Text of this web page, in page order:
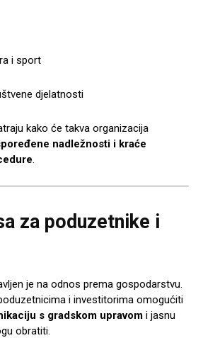
i sport
djelatnosti
kako će takva organizacija
nadležnosti i kraće
.
za poduzetnike i
je na odnos prema gospodarstvu.
i investitorima omogućiti
s gradskom upravom i jasnu
obratiti.